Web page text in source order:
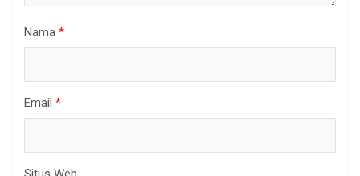
Nama *
Email *